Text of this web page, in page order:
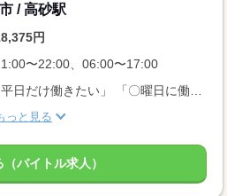
/ 高砂駅
円
〜22:00、06:00〜17:00
っと見る
バイトル求人）